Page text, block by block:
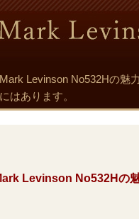
Mark Levinson No532Hの魅
にはあります。
Levinson No532Hの